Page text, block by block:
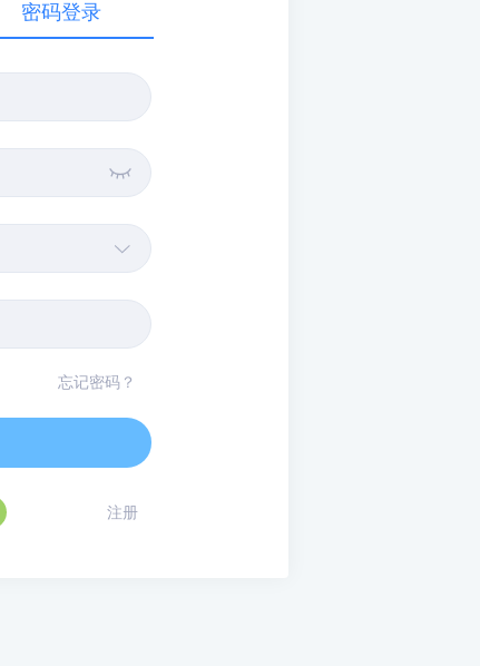
密码登录


忘记密码？
注册